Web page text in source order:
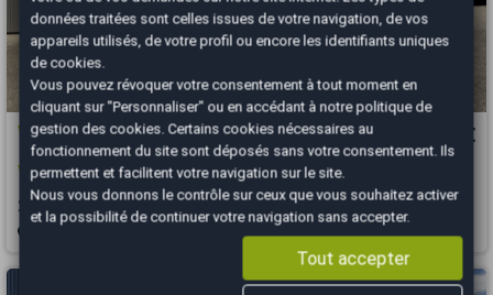
Volkswagen Golf 9 500 €
VII SW 1.2 TSI 110 Lounge DSG7 - 1ère main
2015 155000 km ESSENCE Automatique
données traitées sont celles issues de votre navigation, de vos
appareils utilisés, de votre profil ou encore les identifiants uniques
de cookies.
Vous pouvez révoquer votre consentement à tout moment en
cliquant sur "Personnaliser" ou en accédant à notre politique de
gestion des cookies. Certains cookies nécessaires au
fonctionnement du site sont déposés sans votre consentement. Ils
permettent et facilitent votre navigation sur le site.
Nous vous donnons le contrôle sur ceux que vous souhaitez activer
et la possibilité de continuer votre navigation sans accepter.
Tout accepter